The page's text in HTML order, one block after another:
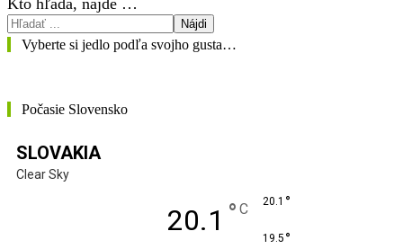
Nájdi
Vyberte si jedlo podľa svojho gusta…
Počasie Slovensko
SLOVAKIA
Clear Sky
20.1 ° C 20.1 °
19.5 °